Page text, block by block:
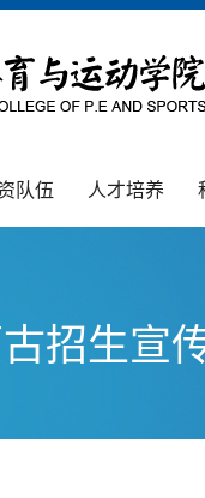
队伍 人才培养
招生宣